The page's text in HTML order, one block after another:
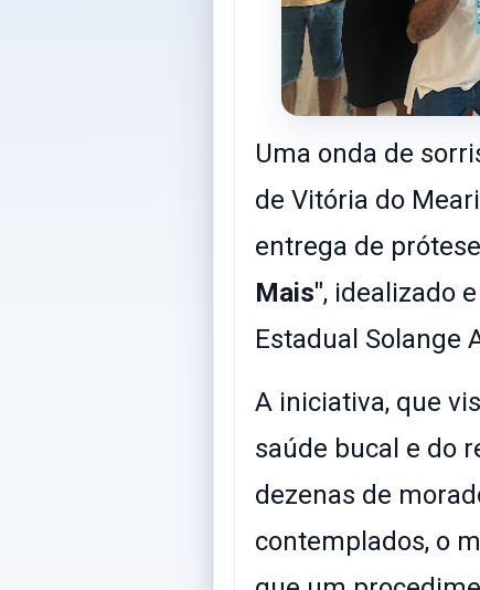
Uma onda de
de Vitória do
entrega de
Mais", idealizado
Estadual Solange
​A iniciativa, que
saúde bucal e do
dezenas de
contemplados, o